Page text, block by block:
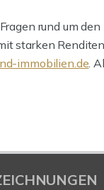
rund um
starken
immobilien.de.